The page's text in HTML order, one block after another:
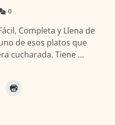
0
Completa y Llena de
de esos platos que
cucharada. Tiene …